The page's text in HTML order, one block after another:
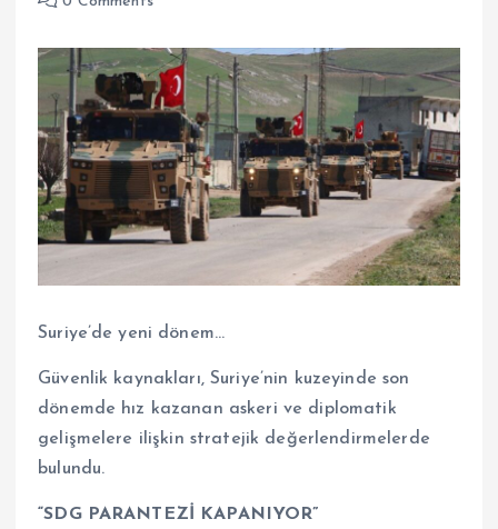
Suriye’de yeni dönem…
Güvenlik kaynakları, Suriye’nin kuzeyinde son
dönemde hız kazanan askeri ve diplomatik
gelişmelere ilişkin stratejik değerlendirmelerde
bulundu.
“SDG PARANTEZİ KAPANIYOR”